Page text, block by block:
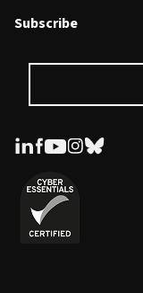
Subscribe